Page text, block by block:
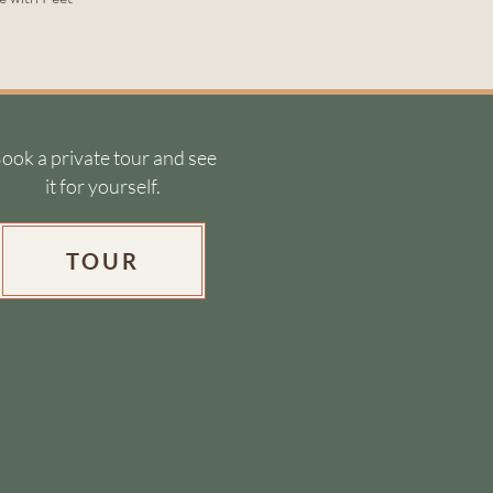
a private tour and see
it for yourself.
TOUR